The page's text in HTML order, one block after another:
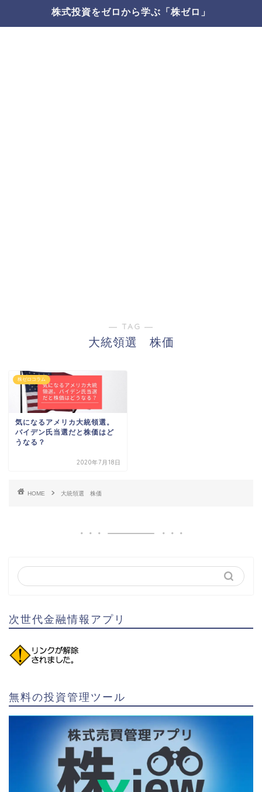
株式投資をゼロから学ぶ「株ゼロ」
― TAG ―
大統領選 株価
株ゼロコラム
気になるアメリカ大統領選。
バイデン氏当選だと株価はど
うなる？
2020年7月18日
HOME 大統領選 株価
次世代金融情報アプリ
無料の投資管理ツール